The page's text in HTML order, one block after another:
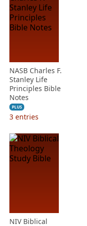
NASB Charles F.
Stanley Life
Principles Bible
Notes
PLUS
3 entries
NIV Biblical